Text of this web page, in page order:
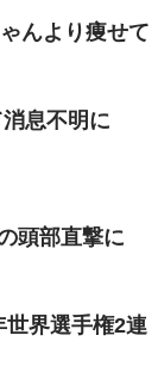
んより痩せて
息不明に
頭部直撃に
世界選手権2連